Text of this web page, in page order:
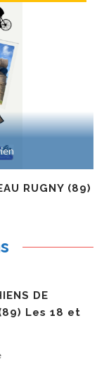
RUGNY (89)
DE
(89) Les 18 et